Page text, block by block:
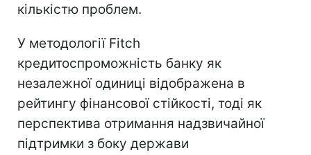
кількістю проблем.
У методології Fitch
кредитоспроможність банку як
незалежної одиниці відображена в
рейтингу фінансової стійкості, тоді як
перспектива отримання надзвичайної
підтримки з боку держави